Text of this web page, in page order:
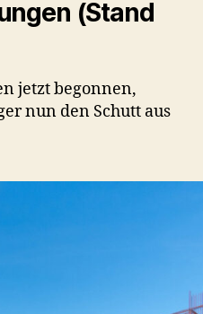
(Stand
jetzt begonnen,
nun den Schutt aus